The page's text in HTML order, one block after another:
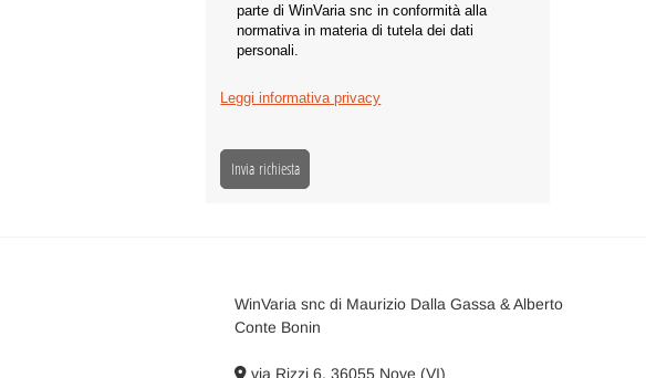
parte di WinVaria snc in conformità alla
normativa in materia di tutela dei dati
personali.
Leggi informativa privacy
Invia richiesta
WinVaria snc di Maurizio Dalla Gassa & Alberto
Conte Bonin
via Rizzi 6, 36055 Nove (VI)